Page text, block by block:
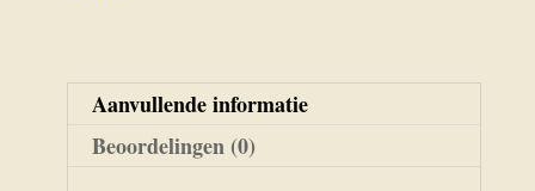
Aanvullende informatie
Beoordelingen (0)